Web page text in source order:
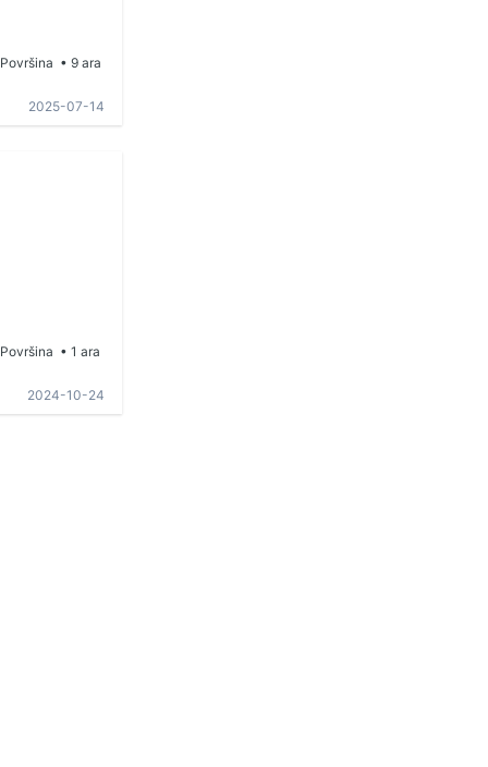
• 9 ara
2025-07-14
• 1 ara
2024-10-24